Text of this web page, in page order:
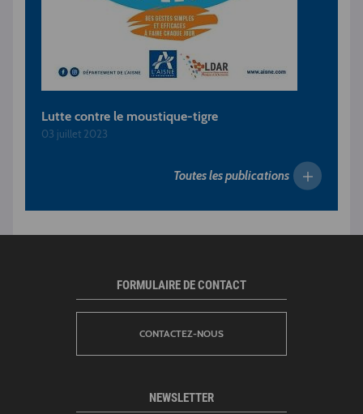
Lutte contre le moustique-tigre
03 juillet 2023
Toutes les publications
FORMULAIRE DE CONTACT
CONTACTEZ-NOUS
NEWSLETTER